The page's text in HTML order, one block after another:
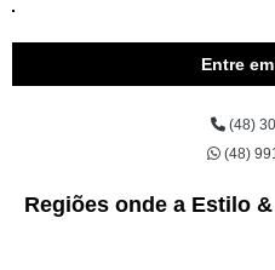
preço de aluguel de plantas para
aluguel de planta Pântano Sul
Entre
(48)
(48)
Regiões onde a Estilo